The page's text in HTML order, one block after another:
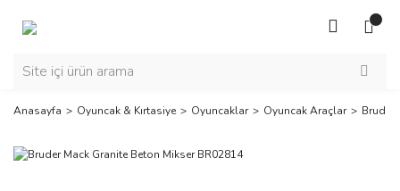
Anasayfa Oyuncak & Kırtasiye Oyuncaklar Oyuncak Araçlar Bruder